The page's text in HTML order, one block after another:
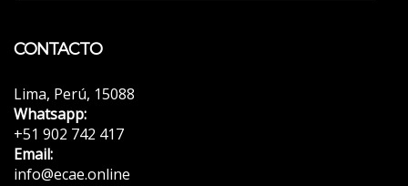
CONTACTO
Lima, Perú, 15088
Whatsapp:
+51 902 742 417
Email:
info@ecae.online